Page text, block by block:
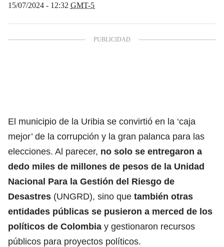
15/07/2024 - 12:32 GMT-5
El municipio de la Uribia se convirtió en la ‘caja
mejor’ de la corrupción y la gran palanca para las
elecciones. Al parecer, no solo se entregaron a
dedo miles de millones de pesos de la Unidad
Nacional Para la Gestión del Riesgo de
Desastres (UNGRD), sino que también otras
entidades públicas se pusieron a merced de los
políticos de Colombia y gestionaron recursos
públicos para proyectos políticos.